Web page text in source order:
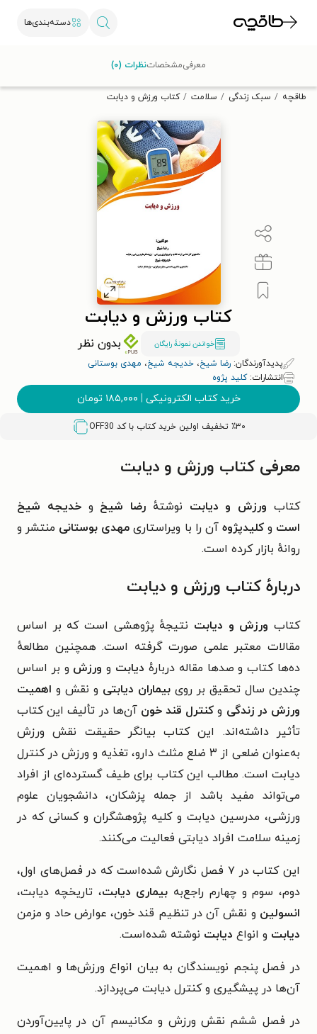
دسته‌بندی‌ها
تخفیف از طاقچه دریافت کن.
طاقچه سبک زندگی سلامت کتاب ورزش و دیابت
کتاب ورزش و دیابت
خواندن نمونۀ رایگان بدون نظر
پدیدآورندگان: رضا شیخ، خدیجه شیخ، مهدی بوستانی
انتشارات:کلید پژوه
خرید کتاب الکترونیکی | ۱۸۵,۰۰۰ تومان
٪۳۰ تخفیف اولین خرید کتاب با کد OFF30
معرفیمشخصاتنظرات (۰)
معرفی کتاب ورزش و دیابت
کتاب ورزش و دیابت نوشتهٔ رضا شیخ و خدیجه شیخ
است وکلیدپژوه آن را با ویراستاری مهدی بوستانی منتشر و
روانهٔ بازار کرده است.
دربارهٔ کتاب ورزش و دیابت
کتاب ورزش و دیابت نتیجهٔ پژوهشی است که بر اساس
مقالات معتبر علمی صورت گرفته است. همچنین مطالعهٔ
ده‌ها کتاب و صدها مقاله دربارهٔ دیابت وورزش و بر اساس
چندین سال تحقیق بر روی بیماران دیابتی و نقش و اهمیت
ورزش در زندگی و کنترل قند خونآن‌ها در تألیف این کتاب
تأثیر داشته‌اند. این کتاب بیانگر حقیقت نقش ورزش
به‌عنوان ضلعی از ۳ ضلع مثلث دارو، تغذیه و ورزش در کنترل
دیابت است. مطالب این کتاب برای طیف گسترده‌ای از افراد
می‌تواند مفید باشد از جمله پزشکان، دانشجویان علوم
ورزشی، مدرسین دیابت و کلیه پژوهشگران و کسانی که در
زمینه سلامت افراد دیابتی فعالیت می‌کنند.
این کتاب در ۷ فصل نگارش شده‌است که در فصل‌های اول،
دوم، سوم و چهارم راجع‌به بیماری دیابت، تاریخچه دیابت،
انسولین و نقش آن در تنظیم قند خون، عوارض حاد و مزمن
دیابت و انواع دیابت نوشته شده‌است.
در فصل پنجم نویسندگان به بیان انواع ورزش‌ها و اهمیت
آن‌ها در پیشگیری و کنترل دیابت می‌پردازد.
در فصل ششم نقش ورزش و مکانیسم آن در پایین‌آوردن